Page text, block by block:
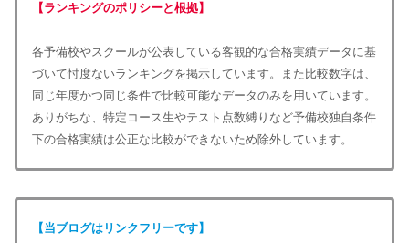
【ランキングのポリシーと根拠】
各予備校やスクールが公表している客観的な合格実績データに基
づいて忖度ないランキングを掲示しています。また比較数字は、
同じ年度かつ同じ条件で比較可能なデータのみを用いています。
ありがちな、特定コース生やテスト点数縛りなど予備校独自条件
下の合格実績は公正な比較ができないため除外しています。
【当ブログはリンクフリーです】